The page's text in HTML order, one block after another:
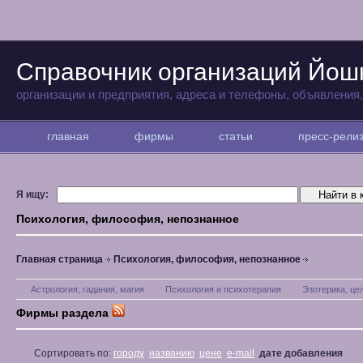
Справочник организаций
организации и предприятия, адреса и телефоны,
главная фирмы статьи пресс-
Я ищу:
Психология, философия, непознанное
Главная страница Психология, философия, непознанное
Астрология, гадания, магия Психология и психотерапия Эзотерика,
Фирмы раздела
Сортировать по: городу названию цене e-mail дате добавления